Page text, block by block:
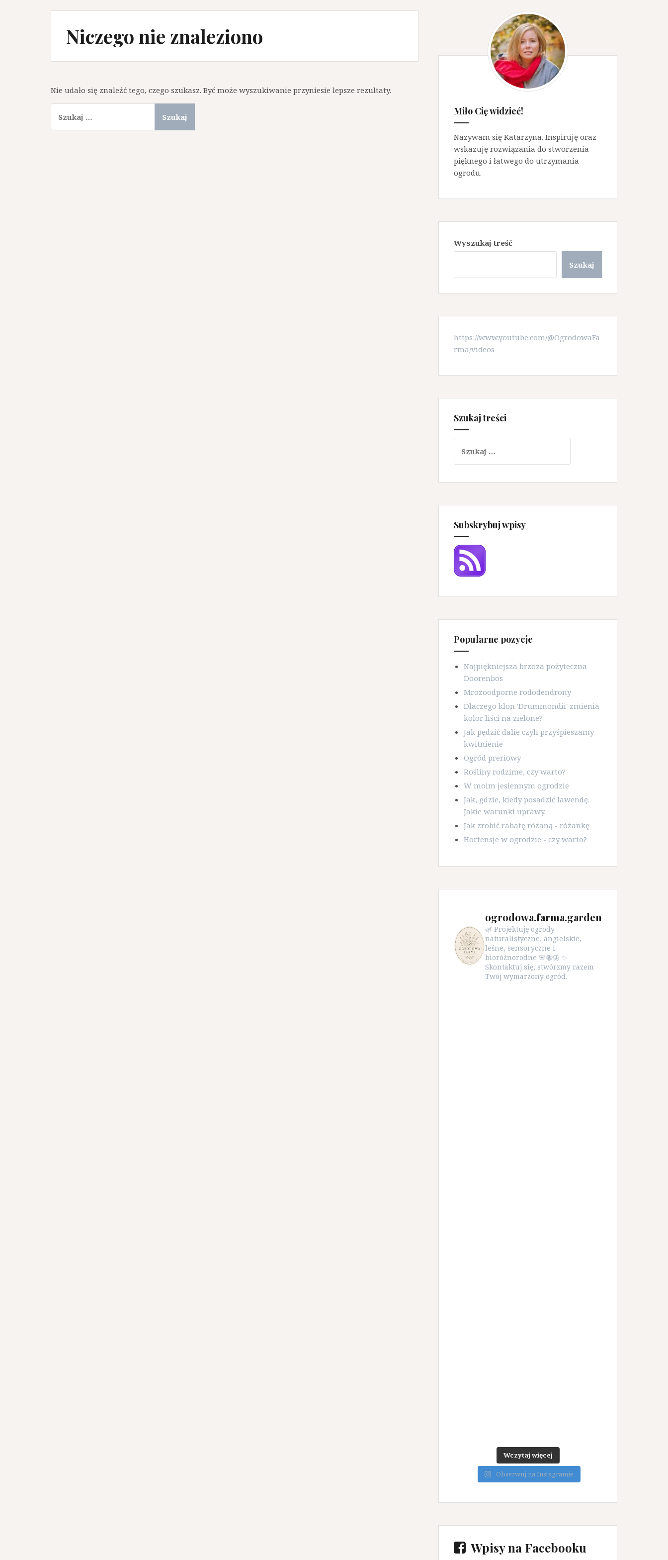
Niczego nie znaleziono
Nie udało się znaleźć tego, czego szukasz. Być może wyszukiwanie przyniesie lepsze rezultaty.
Miło Cię widzieć!
Nazywam się Katarzyna. Inspiruję oraz
wskazuję rozwiązania do stworzenia
pięknego i łatwego do utrzymania
ogrodu.
Wyszukaj treść
Szukaj
https://www.youtube.com/@OgrodowaFa
rma/videos
Szukaj treści
Subskrybuj wpisy
Popularne pozycje
Najpiękniejsza brzoza pożyteczna
Doorenbos
Mrozoodporne rododendrony
Dlaczego klon 'Drummondii' zmienia
kolor liści na zielone?
Jak pędzić dalie czyli przyśpieszamy
kwitnienie
Ogród preriowy
Rośliny rodzime, czy warto?
W moim jesiennym ogrodzie
Jak, gdzie, kiedy posadzić lawendę.
Jakie warunki uprawy.
Jak zrobić rabatę różaną - różankę
Hortensje w ogrodzie - czy warto?
ogrodowa.farma.garden
🌿 Projektuję ogrody
naturalistyczne, angielskie,
leśne, sensoryczne i
bioróżnorodne 🌸🐝🦋 ✨
Skontaktuj się, stwórzmy razem
Twój wymarzony ogród.
Wczytaj więcej
Obserwuj na Instagramie
Wpisy na Facebooku